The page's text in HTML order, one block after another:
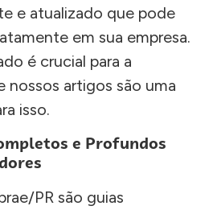
e atualizado que pode
em sua empresa.
é crucial para a
artigos são uma
isso.
e Profundos
PR são guias